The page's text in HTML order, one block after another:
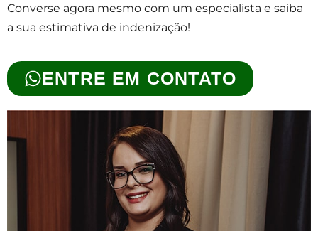
Converse agora mesmo com um especialista e saiba
a sua estimativa de indenização!
ENTRE EM CONTATO